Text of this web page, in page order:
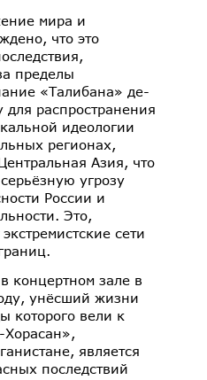
мира и
что это
пределы
«Талибана» де-
для распространения
идеологии
регионах,
Азия, что
угрозу
России и
Это,
сети
концертном зале в
унёсший жизни
которого вели к
является
последствий